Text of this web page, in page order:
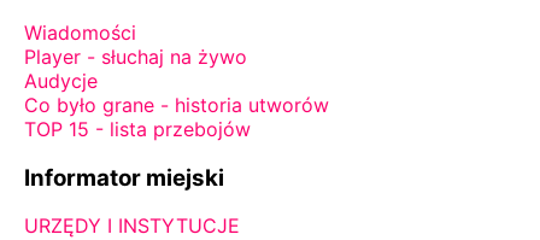
Wiadomości
Player - słuchaj na żywo
Audycje
Co było grane - historia utworów
TOP 15 - lista przebojów
Informator miejski
URZĘDY I INSTYTUCJE